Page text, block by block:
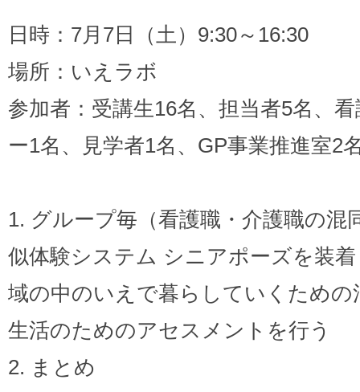
日時：7月7日（土）9:30～16:30
場所：いえラボ
参加者：受講生16名、担当者5名、
ー1名、見学者1名、GP事業推進室2
1. グループ毎（看護職・介護職の混
似体験システム シニアポーズを装
域の中のいえで暮らしていくため
生活のためのアセスメントを行う
2. まとめ